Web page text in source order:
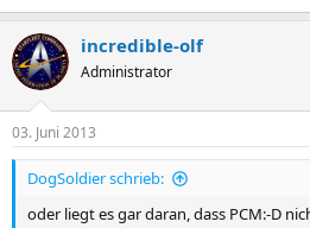
incredible-olf
Administrator
03. Juni 2013
DogSoldier schrieb:
oder liegt es gar daran, dass PCM:-D